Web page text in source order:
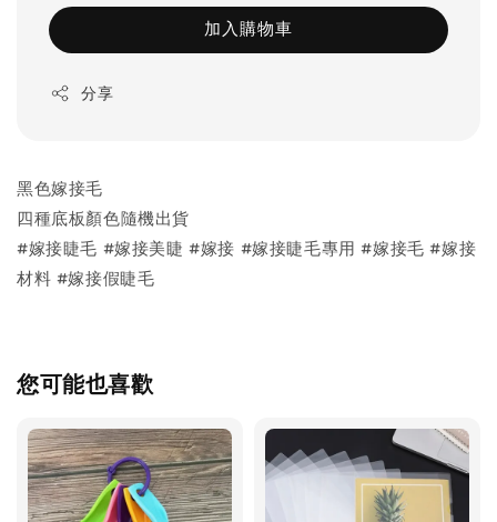
加入購物車
分享
黑色嫁接毛
四種底板顏色隨機出貨
#嫁接睫毛 #嫁接美睫 #嫁接 #嫁接睫毛專用 #嫁接毛 #嫁接
材料 #嫁接假睫毛
您可能也喜歡